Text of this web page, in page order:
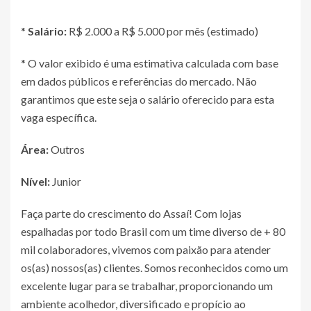
* Salário: R$ 2.000 a R$ 5.000 por mês (estimado)
* O valor exibido é uma estimativa calculada com base
em dados públicos e referências do mercado. Não
garantimos que este seja o salário oferecido para esta
vaga específica.
Área:Outros
Nível: Junior
Faça parte do crescimento do Assaí! Com lojas
espalhadas por todo Brasil com um time diverso de + 80
mil colaboradores, vivemos com paixão para atender
os(as) nossos(as) clientes. Somos reconhecidos como um
excelente lugar para se trabalhar, proporcionando um
ambiente acolhedor, diversificado e propício ao